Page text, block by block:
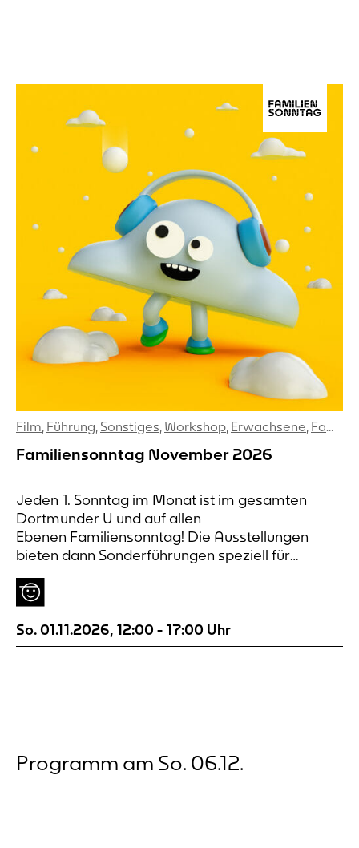
Film Führung Sonstiges Workshop Erwachsene Familien
Familiensonntag November 2026
Jeden 1. Sonntag im Monat ist im gesamten
Dortmunder U und auf allen
Ebenen Familiensonntag! Die Ausstellungen
bieten dann Sonderführungen speziell für
So. 01.11.2026, 12:00 - 17:00 Uhr
Programm am So. 06.12.